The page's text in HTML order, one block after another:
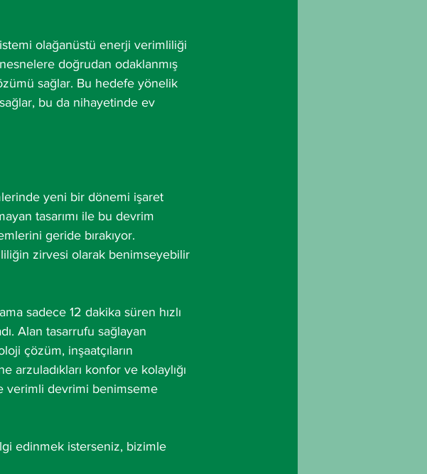
olağanüstü enerji verimliliği
doğrudan odaklanmış
sağlar. Bu hedefe yönelik
bu da nihayetinde ev
yeni bir dönemi işaret
tasarımı ile bu devrim
geride bırakıyor.
zirvesi olarak benimseyebilir
sadece 12 dakika süren hızlı
Alan tasarrufu sağlayan
çözüm, inşaatçıların
konfor ve kolaylığı
verimli devrimi benimseme
edinmek isterseniz, bizimle